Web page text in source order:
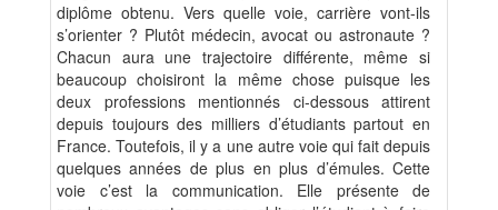
diplôme obtenu. Vers quelle voie, carrière vont-ils
s’orienter ? Plutôt médecin, avocat ou astronaute ?
Chacun aura une trajectoire différente, même si
beaucoup choisiront la même chose puisque les
deux professions mentionnés ci-dessous attirent
depuis toujours des milliers d’étudiants partout en
France. Toutefois, il y a une autre voie qui fait depuis
quelques années de plus en plus d’émules. Cette
voie c’est la communication. Elle présente de